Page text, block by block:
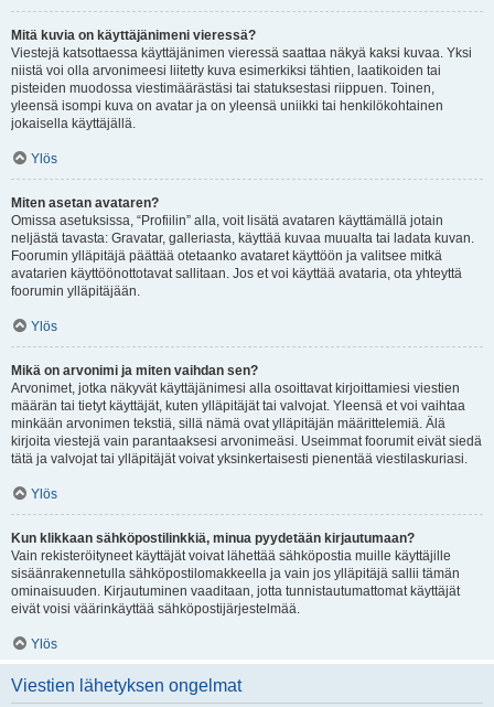
Mitä kuvia on käyttäjänimeni vieressä?
Viestejä katsottaessa käyttäjänimen vieressä saattaa näkyä kaksi kuvaa. Yksi
niistä voi olla arvonimeesi liitetty kuva esimerkiksi tähtien, laatikoiden tai
pisteiden muodossa viestimäärästäsi tai statuksestasi riippuen. Toinen,
yleensä isompi kuva on avatar ja on yleensä uniikki tai henkilökohtainen
jokaisella käyttäjällä.
Ylös
Miten asetan avataren?
Omissa asetuksissa, “Profiilin” alla, voit lisätä avataren käyttämällä jotain
neljästä tavasta: Gravatar, galleriasta, käyttää kuvaa muualta tai ladata kuvan.
Foorumin ylläpitäjä päättää otetaanko avataret käyttöön ja valitsee mitkä
avatarien käyttöönottotavat sallitaan. Jos et voi käyttää avataria, ota yhteyttä
foorumin ylläpitäjään.
Ylös
Mikä on arvonimi ja miten vaihdan sen?
Arvonimet, jotka näkyvät käyttäjänimesi alla osoittavat kirjoittamiesi viestien
määrän tai tietyt käyttäjät, kuten ylläpitäjät tai valvojat. Yleensä et voi vaihtaa
minkään arvonimen tekstiä, sillä nämä ovat ylläpitäjän määrittelemiä. Älä
kirjoita viestejä vain parantaaksesi arvonimeäsi. Useimmat foorumit eivät siedä
tätä ja valvojat tai ylläpitäjät voivat yksinkertaisesti pienentää viestilaskuriasi.
Ylös
Kun klikkaan sähköpostilinkkiä, minua pyydetään kirjautumaan?
Vain rekisteröityneet käyttäjät voivat lähettää sähköpostia muille käyttäjille
sisäänrakennetulla sähköpostilomakkeella ja vain jos ylläpitäjä sallii tämän
ominaisuuden. Kirjautuminen vaaditaan, jotta tunnistautumattomat käyttäjät
eivät voisi väärinkäyttää sähköpostijärjestelmää.
Ylös
Viestien lähetyksen ongelmat